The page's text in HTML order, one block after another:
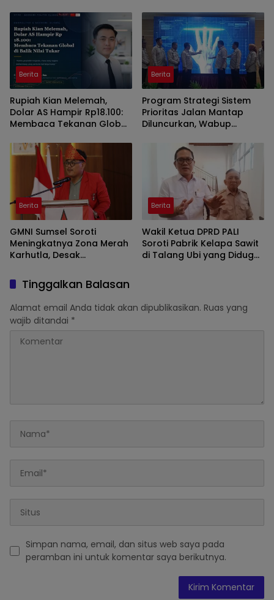
Tahun 3 Bulan, Mangkir
dari Sel Nyatakan Banding
Berita
Rupiah Kian Melemah,
Dolar AS Hampir Rp18.100:
Membaca Tekanan Global
Berita
Program Strategi Sistem
Prioritas Jalan Mantap
Diluncurkan, Wabup
Tujuannya
Berita
GMNI Sumsel Soroti
Meningkatnya Zona Merah
Karhutla, Desak
Mitigasi dan Penegakan
Hukum
Berita
Wakil Ketua DPRD PALI
Soroti Pabrik Kelapa Sawit
di Talang Ubi yang Diduga
Tinggalkan Balasan
Alamat email Anda tidak akan dipublikasikan. Ruas yang
wajib ditandai *
Simpan nama, email, dan situs web saya pada
peramban ini untuk komentar saya berikutnya.